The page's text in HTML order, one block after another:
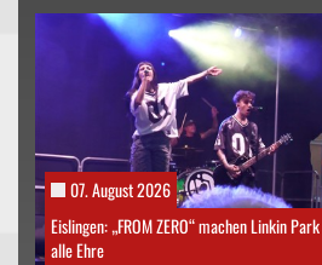
07. August 2026
Eislingen: „FROM ZERO“ machen Linkin
alle Ehre